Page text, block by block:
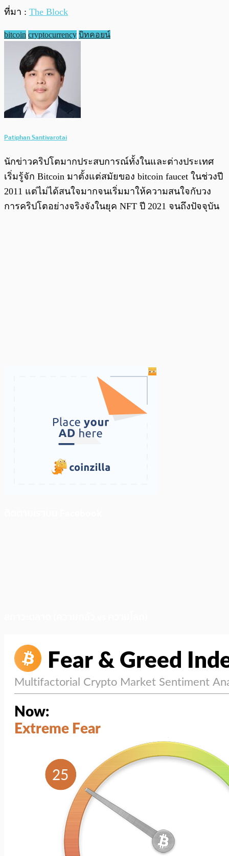
ที่มา : The Block
bitcoin cryptocurrency บิทคอยน์
Patiphan Santivarotai
นักข่าวคริปโตมากประสบการณ์ทั้งในและต่างประเทศ
เริ่มรู้จัก Bitcoin มาตั้งแต่สมัยของ bitcoin faucet ในช่วงปี
2011 แต่ไม่ได้สนใจมากจนเริ่มมาให้ความสนใจกับวง
การคริปโตอย่างจริงจังในยุค NFT ปี 2021 จนถึงปัจจุบัน